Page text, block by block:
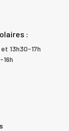
:
13h30-17h